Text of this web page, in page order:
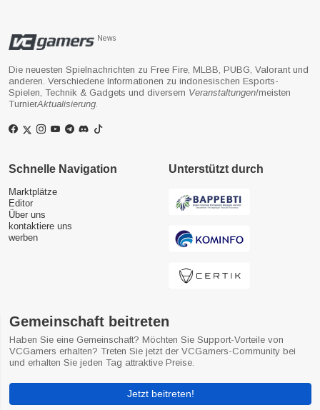
News
Die neuesten Spielnachrichten zu Free Fire, MLBB, PUBG, Valorant und
anderen. Verschiedene Informationen zu indonesischen Esports-
Spielen, Technik & Gadgets und diversem Veranstaltungen/meisten
TurnierAktualisierung
Schnelle Navigation
Marktplätze
Editor
Über uns
kontaktiere uns
werben
Unterstützt durch
Gemeinschaft beitreten
Haben Sie eine Gemeinschaft? Möchten Sie Support-Vorteile von
VCGamers erhalten? Treten Sie jetzt der VCGamers-Community bei
und erhalten Sie jeden Tag attraktive Preise.
Jetzt beitreten!